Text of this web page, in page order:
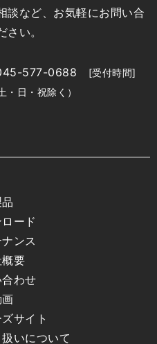
談など、お気軽にお問い合
さい。
577-0688
[受付時間]
日・祝除く）
ード
ンス
要
わせ
サイト
いについて